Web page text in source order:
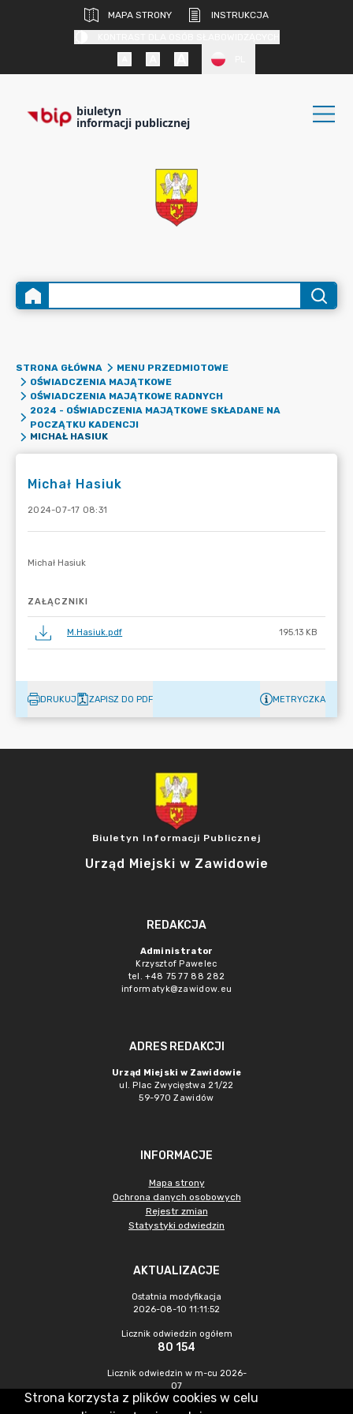
MAPA STRONY
INSTRUKCJA
biuletyn
informacji publicznej
STRONA GŁÓWNA
MENU PRZEDMIOTOWE
OŚWIADCZENIA MAJĄTKOWE
OŚWIADCZENIA MAJĄTKOWE RADNYCH
2024 - OŚWIADCZENIA MAJĄTKOWE SKŁADANE NA
POCZĄTKU KADENCJI
MICHAŁ HASIUK
Michał Hasiuk
2024-07-17 08:31
ZAŁĄCZNIKI
M.Hasiuk.pdf 195.13 KB
DRUKUJ ZAPISZ DO PDF METRYCZKA
Biuletyn Informacji Publicznej
Urząd Miejski w Zawidowie
REDAKCJA
Administrator
Krzysztof Pawelec
tel. +48 75 77 88 282
informatyk@zawidow.eu
ADRES REDAKCJI
Urząd Miejski w Zawidowie
ul. Plac Zwycięstwa 21/22
59-970 Zawidów
INFORMACJE
Mapa strony
Ochrona danych osobowych
Rejestr zmian
Statystyki odwiedzin
AKTUALIZACJE
Ostatnia modyfikacja
2026-08-10 11:11:52
Licznik odwiedzin ogółem
80 154
Licznik odwiedzin w m-cu 2026-
07
272
Strona korzysta z plików cookies w celu